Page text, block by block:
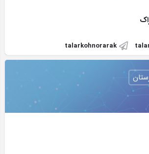
talarkohnorarak